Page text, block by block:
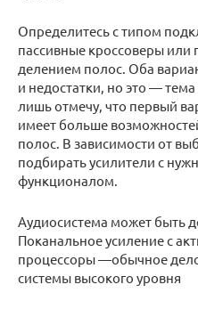
Определитесь с типом
пассивные кроссоверы или
делением полос. Оба
и недостатки, но это —
лишь отмечу, что первый
имеет больше
полос. В зависимости от
подбирать усилители с
функционалом.
Аудиосистема может быть
Поканальное усиление с
процессоры —обычное
системы высокого уровня